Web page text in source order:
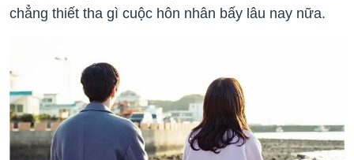
chẳng thiết tha gì cuộc hôn nhân bấy lâu nay nữa.